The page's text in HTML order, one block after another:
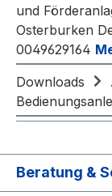
und
Osterburken
0049629164
Downloads
Beratung &